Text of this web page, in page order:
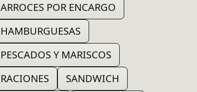
ARROCES POR ENCARGO
HAMBURGUESAS
PESCADOS Y MARISCOS
RACIONES
SANDWICH